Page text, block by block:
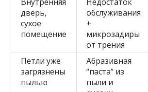
дверь,
сухое
помещение
обслуживания
+
микрозадиры
от трения
Петли уже
загрязнены
пылью
Абразивная
“паста” из
пыли и